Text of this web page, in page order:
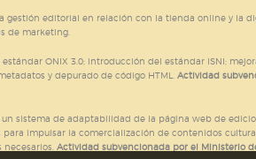
gestión editorial en relación con la tienda online y la
de marketing.
estándar ONIX 3.0; introducción del estándar ISNI;
y depurado de código HTML. Actividad
un sistema de adaptabilidad de la página web de
para impulsar la comercialización de contenidos
necesarios. Actividad subvencionada por el Ministerio